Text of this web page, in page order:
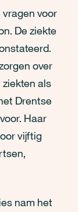
voor
De ziekte
over
als
Drentse
Haar
vijftig
nam het